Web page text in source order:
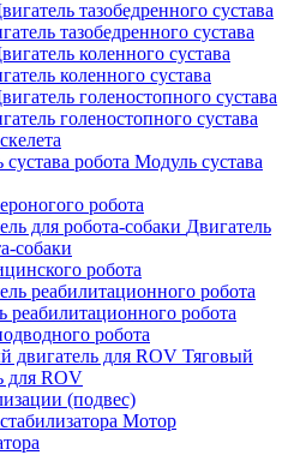
тазобедренного сустава
коленного сустава
голеностопного сустава
Модуль сустава
робота
Двигатель
собаки
робота
реабилитационного робота
робота
Тяговый
для ROV
(подвес)
Мотор